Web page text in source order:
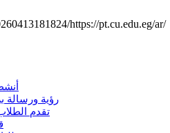
https://pt.cu.edu.eg/ar/
رؤية ورسالة
تقدم